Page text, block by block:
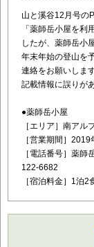
山と溪谷12月号の
「薬師岳小屋を
したが、 薬師岳小
年末年始の登山を
連絡をお願いします
記載情報に誤りが
●薬師岳小屋
［エリア］南アル
［営業期間］
［電話番号］薬
122-6682
［宿泊料金］1泊2